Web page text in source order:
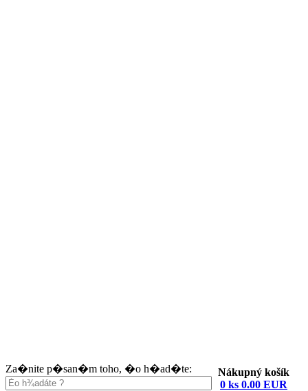
Za�nite p�san�m toho, �o h�ad�te:
Nákupný košík
0 ks 0.00 EUR